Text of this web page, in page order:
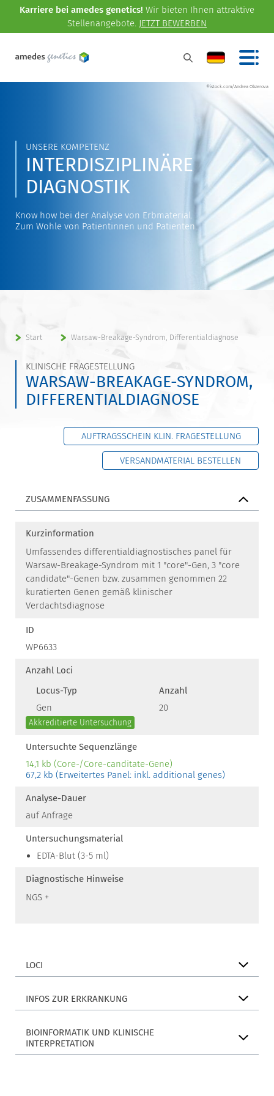
Karriere bei amedes genetics! Wir bieten Ihnen attraktive
Stellenangebote. JETZT BEWERBEN
©istock.com/Andrea Obzerova
UNSERE KOMPETENZ
INTERDISZIPLINÄRE
DIAGNOSTIK
Know how bei der Analyse von Erbmaterial.
Zum Wohle von Patientinnen und Patienten.
Start Warsaw-Breakage-Syndrom, Differentialdiagnose
KLINISCHE FRAGESTELLUNG
WARSAW-BREAKAGE-SYNDROM,
DIFFERENTIALDIAGNOSE
AUFTRAGSSCHEIN KLIN. FRAGESTELLUNG
VERSANDMATERIAL BESTELLEN
ZUSAMMENFASSUNG
Kurzinformation
Umfassendes differentialdiagnostisches panel für
Warsaw-Breakage-Syndrom mit 1 "core"-Gen, 3 "core
candidate"-Genen bzw. zusammen genommen 22
kuratierten Genen gemäß klinischer
Verdachtsdiagnose
ID
WP6633
Anzahl Loci
Locus-Typ
Anzahl
Gen
20
Akkreditierte Untersuchung
Untersuchte Sequenzlänge
14,1 kb (Core-/Core-canditate-Gene)
67,2 kb (Erweitertes Panel: inkl. additional genes)
Analyse-Dauer
auf Anfrage
Untersuchungsmaterial
EDTA-Blut (3-5 ml)
Diagnostische Hinweise
NGS +
LOCI
INFOS ZUR ERKRANKUNG
BIOINFORMATIK UND KLINISCHE
INTERPRETATION